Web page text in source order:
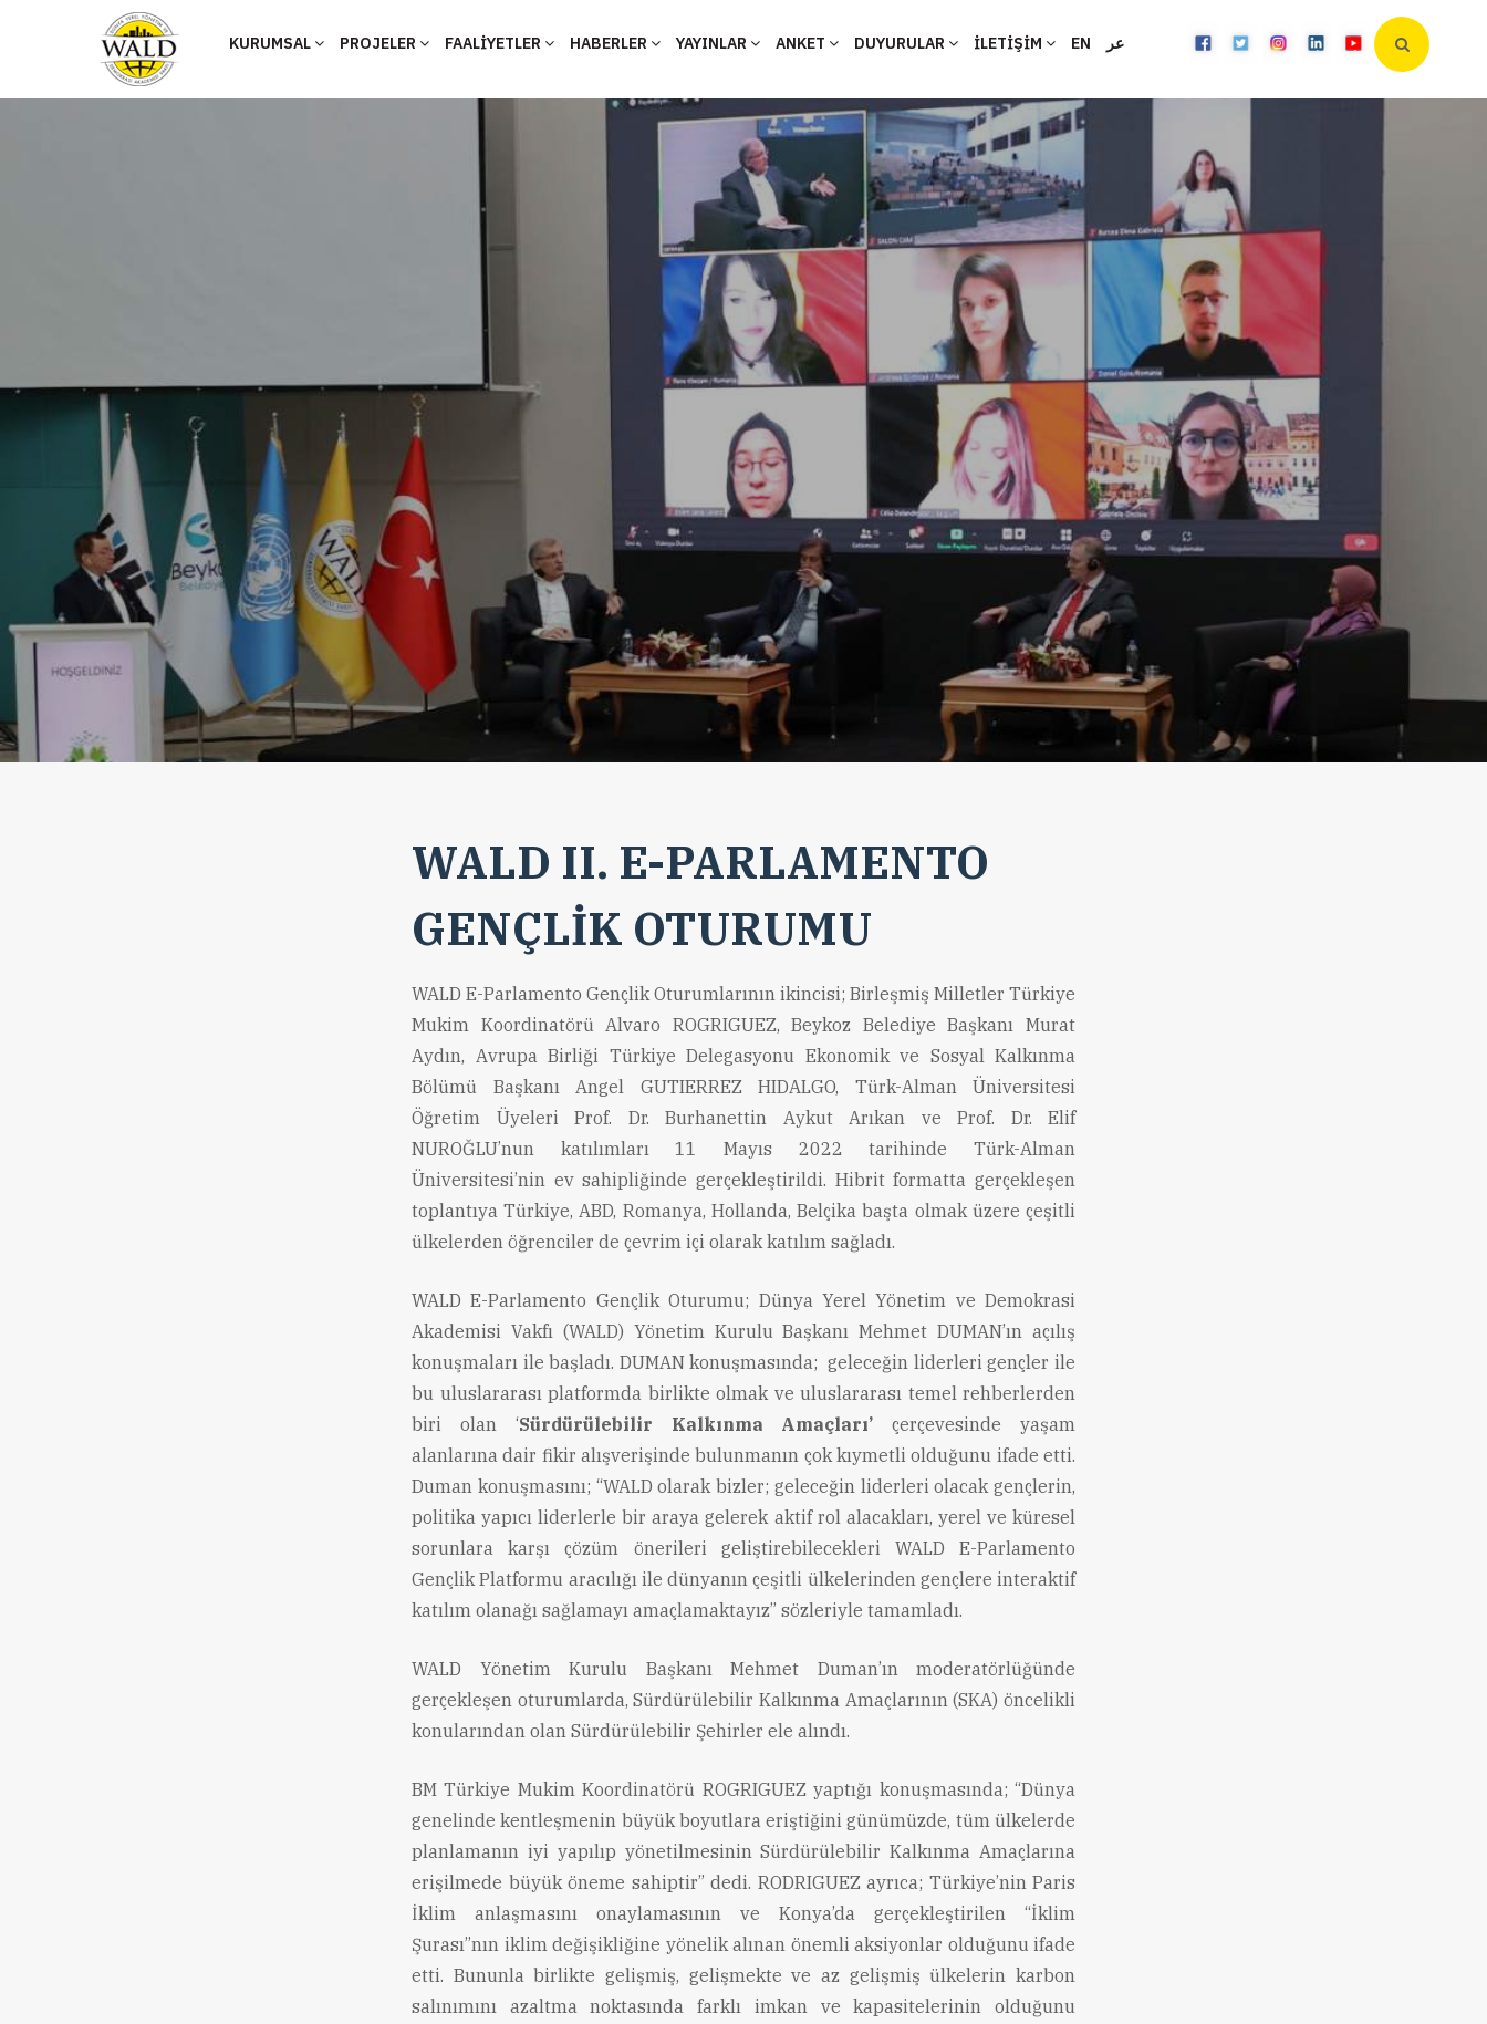
KURUMSAL PROJELER FAALİYETLER HABERLER YAYINLAR ANKET DUYURULAR İLETİŞİM EN عر
WALD II. E-PARLAMENTO
GENÇLİK OTURUMU
WALD E-Parlamento Gençlik Oturumlarının ikincisi; Birleşmiş Milletler Türkiye
Mukim Koordinatörü Alvaro ROGRIGUEZ, Beykoz Belediye Başkanı Murat
Aydın, Avrupa Birliği Türkiye Delegasyonu Ekonomik ve Sosyal Kalkınma
Bölümü Başkanı Angel GUTIERREZ HIDALGO, Türk-Alman Üniversitesi
Öğretim Üyeleri Prof. Dr. Burhanettin Aykut Arıkan ve Prof. Dr. Elif
NUROĞLU’nun katılımları 11 Mayıs 2022 tarihinde Türk-Alman
Üniversitesi’nin ev sahipliğinde gerçekleştirildi. Hibrit formatta gerçekleşen
toplantıya Türkiye, ABD, Romanya, Hollanda, Belçika başta olmak üzere çeşitli
ülkelerden öğrenciler de çevrim içi olarak katılım sağladı.
WALD E-Parlamento Gençlik Oturumu; Dünya Yerel Yönetim ve Demokrasi
Akademisi Vakfı (WALD) Yönetim Kurulu Başkanı Mehmet DUMAN’ın açılış
konuşmaları ile başladı. DUMAN konuşmasında; geleceğin liderleri gençler ile
bu uluslararası platformda birlikte olmak ve uluslararası temel rehberlerden
biri olan ‘Sürdürülebilir Kalkınma Amaçları’ çerçevesinde yaşam
alanlarına dair fikir alışverişinde bulunmanın çok kıymetli olduğunu ifade etti.
Duman konuşmasını; “WALD olarak bizler; geleceğin liderleri olacak gençlerin,
politika yapıcı liderlerle bir araya gelerek aktif rol alacakları, yerel ve küresel
sorunlara karşı çözüm önerileri geliştirebilecekleri WALD E-Parlamento
Gençlik Platformu aracılığı ile dünyanın çeşitli ülkelerinden gençlere interaktif
katılım olanağı sağlamayı amaçlamaktayız” sözleriyle tamamladı.
WALD Yönetim Kurulu Başkanı Mehmet Duman’ın moderatörlüğünde
gerçekleşen oturumlarda, Sürdürülebilir Kalkınma Amaçlarının (SKA) öncelikli
konularından olan Sürdürülebilir Şehirler ele alındı.
BM Türkiye Mukim Koordinatörü ROGRIGUEZ yaptığı konuşmasında; “Dünya
genelinde kentleşmenin büyük boyutlara eriştiğini günümüzde, tüm ülkelerde
planlamanın iyi yapılıp yönetilmesinin Sürdürülebilir Kalkınma Amaçlarına
erişilmede büyük öneme sahiptir” dedi. RODRIGUEZ ayrıca; Türkiye’nin Paris
İklim anlaşmasını onaylamasının ve Konya’da gerçekleştirilen “İklim
Şurası”nın iklim değişikliğine yönelik alınan önemli aksiyonlar olduğunu ifade
etti. Bununla birlikte gelişmiş, gelişmekte ve az gelişmiş ülkelerin karbon
salınımını azaltma noktasında farklı imkan ve kapasitelerinin olduğunu